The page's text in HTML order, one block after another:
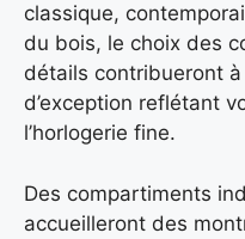
classique,
du bois, le choix des
détails contribueront
d’exception reflétant
l’horlogerie fine.
Des compartiments
accueilleront des